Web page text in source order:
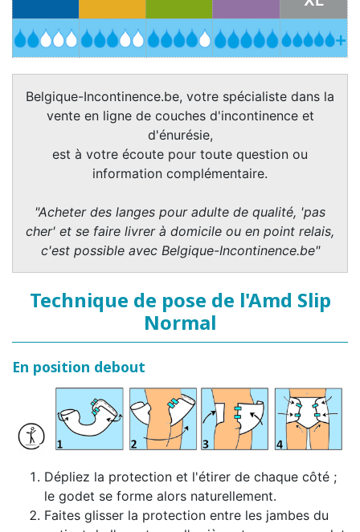
Belgique-Incontinence.be, votre spécialiste dans la
vente en ligne de couches d'incontinence et
d'énurésie,
est à votre écoute pour toute question ou
information complémentaire.
"Acheter des langes pour adulte de qualité, 'pas
cher' et se faire livrer à domicile ou en point relais,
c'est possible avec Belgique-Incontinence.be"
Technique de pose de l'Amd Slip
Normal
En position debout
Dépliez la protection et l'étirer de chaque côté ;
le godet se forme alors naturellement.
Faites glisser la protection entre les jambes du